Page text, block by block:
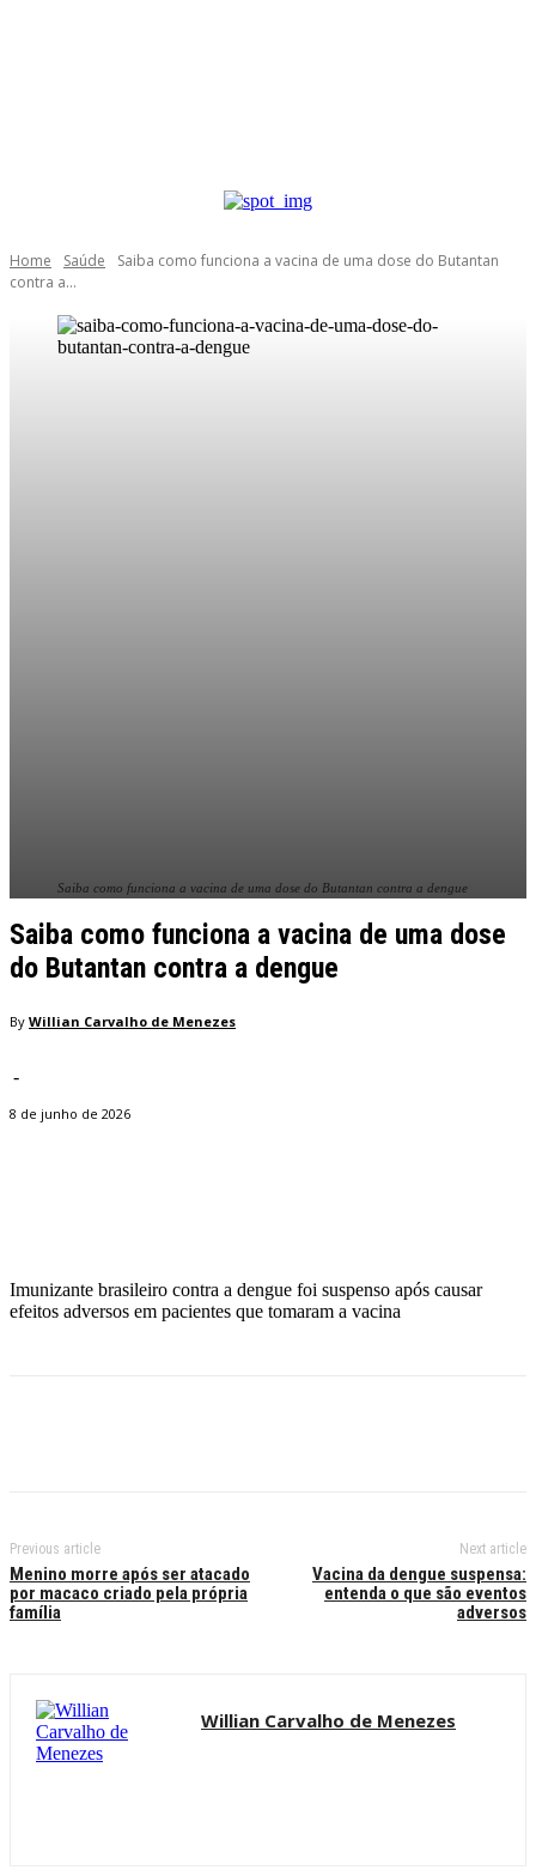
Home Saúde
Saiba como funciona a vacina de uma dose do Butantan
contra a...
Saiba como funciona a vacina de uma dose do Butantan contra a dengue
Saiba como funciona a vacina de uma dose
do Butantan contra a dengue
By Willian Carvalho de Menezes
-
8 de junho de 2026
Imunizante brasileiro contra a dengue foi suspenso após causar
efeitos adversos em pacientes que tomaram a vacina
Previous article
Menino morre após ser atacado
por macaco criado pela própria
família
Next article
Vacina da dengue suspensa:
entenda o que são eventos
adversos
Willian Carvalho de Menezes